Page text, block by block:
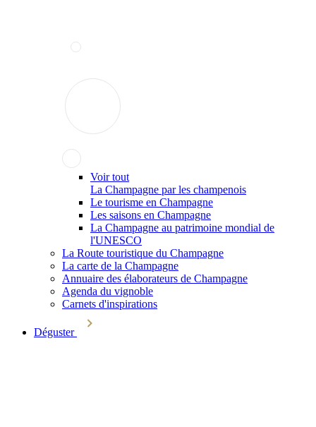
Voir tout
La Champagne par les champenois
Le tourisme en Champagne
Les saisons en Champagne
La Champagne au patrimoine mondial de
l'UNESCO
La Route touristique du Champagne
La carte de la Champagne
Annuaire des élaborateurs de Champagne
Agenda du vignoble
Carnets d'inspirations
Déguster